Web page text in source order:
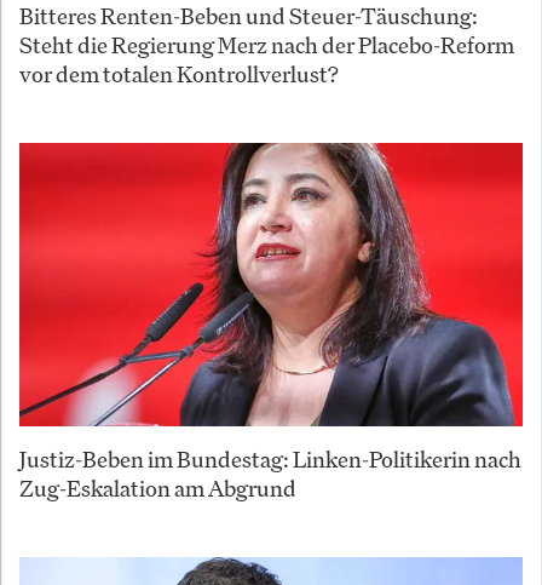
Bitteres Renten-Beben und Steuer-Täuschung:
Steht die Regierung Merz nach der Placebo-Reform
vor dem totalen Kontrollverlust?
Justiz-Beben im Bundestag: Linken-Politikerin nach
Zug-Eskalation am Abgrund